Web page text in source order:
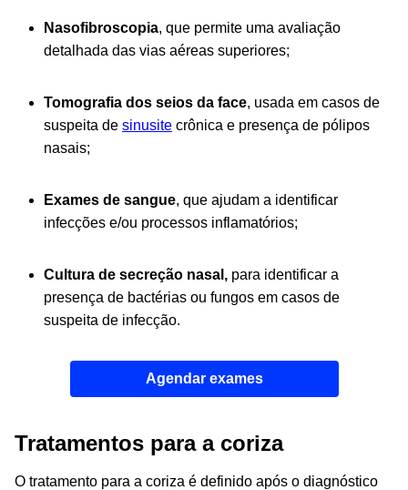
Nasofibroscopia, que permite uma avaliação
detalhada das vias aéreas superiores;
Tomografia dos seios da face, usada em casos de
suspeita de sinusite crônica e presença de pólipos
nasais;
Exames de sangue, que ajudam a identificar
infecções e/ou processos inflamatórios;
Cultura de secreção nasal, para identificar a
presença de bactérias ou fungos em casos de
suspeita de infecção.
Agendar exames
Tratamentos para a coriza
O tratamento para a coriza é definido após o diagnóstico